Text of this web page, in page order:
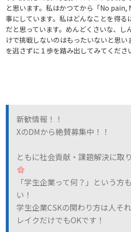
と思います。私はかつてから「No
事にしています。私はどんなことを得る
だと思っています。めんどくさいな、し
けで挑戦しないのはもったいないと思い
を逃さずに１歩を踏み出してみてくださ
新歓情報！！
XのDMから絶賛募集中！！
ともに社会貢献・課題解決に取
「学生企業って何？」という方
い！
学生企業CSKの関わり方は人そ
レイクだけでもOKです！